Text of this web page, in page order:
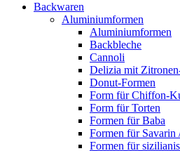
Backwaren
Aluminiumformen
Aluminiumformen
Backbleche
Cannoli
Delizia mit
Donut-Formen
Form für Chiffon-
Form für Torten
Formen für Baba
Formen für Savarin
Formen für